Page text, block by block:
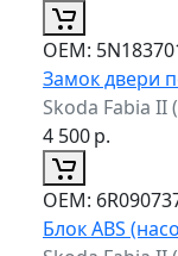
ОЕМ:
Замок двери
Skoda Fabia II
4 500р.
ОЕМ:
Блок ABS